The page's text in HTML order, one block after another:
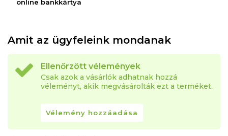
online bankkártya
Amit az ügyfeleink mondanak
Ellenőrzött vélemények
Csak azok a vásárlók adhatnak hozzá
véleményt, akik megvásárolták ezt a terméket.
Vélemény hozzáadása